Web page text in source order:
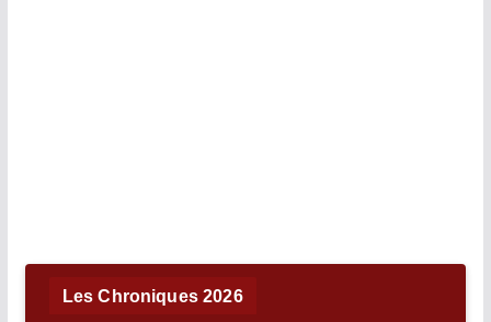
Les Chroniques 2026